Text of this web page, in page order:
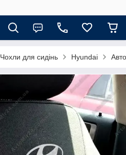
Чохли для сидінь Hyundai